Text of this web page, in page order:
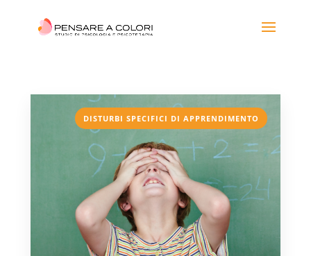
DISTURBI SPECIFICI DI APPRENDIMENTO